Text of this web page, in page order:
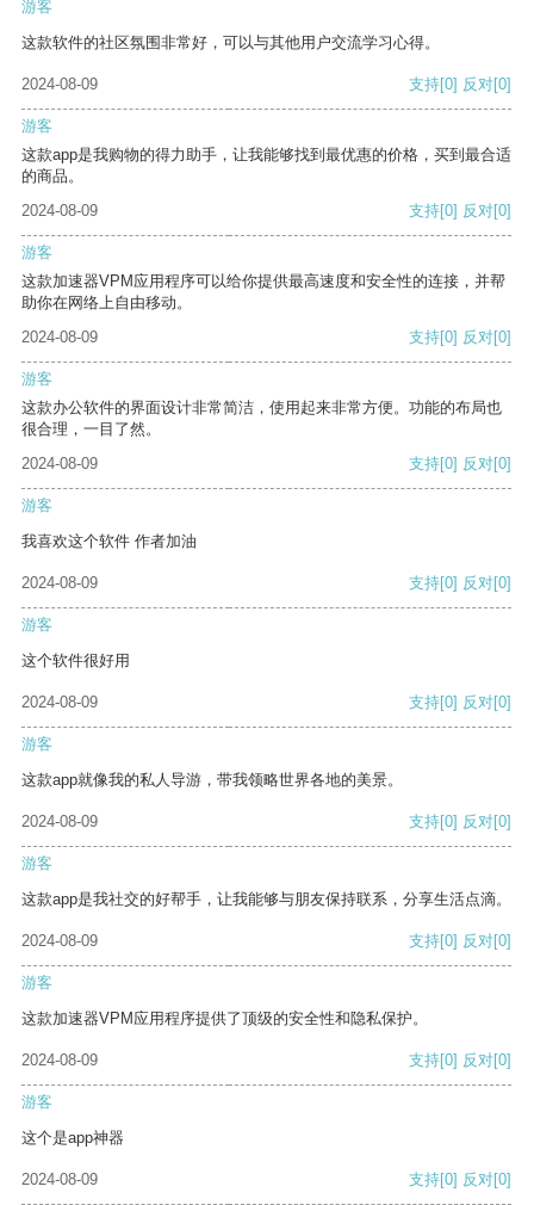
游客
这款软件的社区氛围非常好，可以与其他用户交流学习心得。
2024-08-09 支持[0] 反对[0]
游客
这款app是我购物的得力助手，让我能够找到最优惠的价格，买到最合适
的商品。
2024-08-09
支持[0] 反对[0]
游客
这款加速器VPM应用程序可以给你提供最高速度和安全性的连接，并帮
助你在网络上自由移动。
2024-08-09
支持[0] 反对[0]
游客
这款办公软件的界面设计非常简洁，使用起来非常方便。功能的布局也
很合理，一目了然。
2024-08-09
支持[0] 反对[0]
游客
我喜欢这个软件 作者加油
2024-08-09 支持[0] 反对[0]
游客
这个软件很好用
2024-08-09 支持[0] 反对[0]
游客
这款app就像我的私人导游，带我领略世界各地的美景。
2024-08-09 支持[0] 反对[0]
游客
这款app是我社交的好帮手，让我能够与朋友保持联系，分享生活点滴。
2024-08-09 支持[0] 反对[0]
游客
这款加速器VPM应用程序提供了顶级的安全性和隐私保护。
2024-08-09 支持[0] 反对[0]
游客
这个是app神器
2024-08-09 支持[0] 反对[0]